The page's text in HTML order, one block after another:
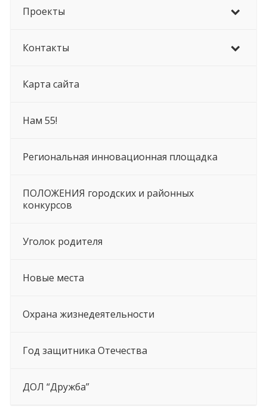
Проекты
Контакты
Карта сайта
Нам 55!
Региональная инновационная площадка
ПОЛОЖЕНИЯ городских и районных
конкурсов
Уголок родителя
Новые места
Охрана жизнедеятельности
Год защитника Отечества
ДОЛ “Дружба”